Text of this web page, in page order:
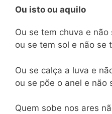
Ou isto ou aquilo
Ou se tem chuva e não
ou se tem sol e não se
Ou se calça a luva e
ou se põe o anel e não
Quem sobe nos ares